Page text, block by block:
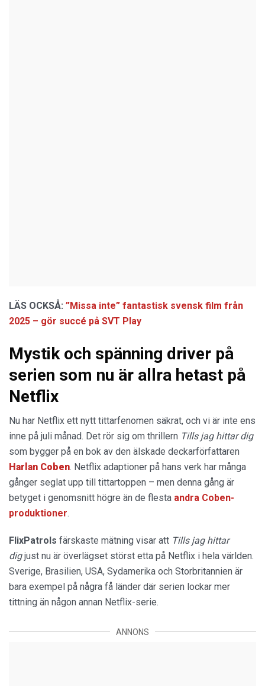
LÄS OCKSÅ: ”Missa inte” fantastisk svensk film från
2025 – gör succé på SVT Play
Mystik och spänning driver på
serien som nu är allra hetast på
Netflix
Nu har Netflix ett nytt tittarfenomen säkrat, och vi är inte ens
inne på juli månad. Det rör sig om thrillern Tills jag hittar dig
som bygger på en bok av den älskade deckarförfattaren
Harlan Coben. Netflix adaptioner på hans verk har många
gånger seglat upp till tittartoppen – men denna gång är
betyget i genomsnitt högre än de flesta andra Coben-
produktioner.
FlixPatrols färskaste mätning visar att Tills jag hittar
digjust nu är överlägset störst etta på Netflix i hela världen.
Sverige, Brasilien, USA, Sydamerika och Storbritannien är
bara exempel på några få länder där serien lockar mer
tittning än någon annan Netflix-serie.
ANNONS